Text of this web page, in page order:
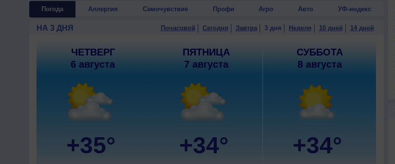
Погода Аллергия Самочувствие Профи Агро Авто УФ-индекс
НА 3 ДНЯ Почасовой Сегодня Завтра 3 дня Неделя 10 дней 14 дней
ЧЕТВЕРГ
6 августа
+35°
ПЯТНИЦА
7 августа
+34°
СУББОТА
8 августа
+34°